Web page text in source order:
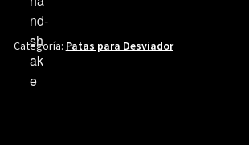
Categoría: Patas para Desviador